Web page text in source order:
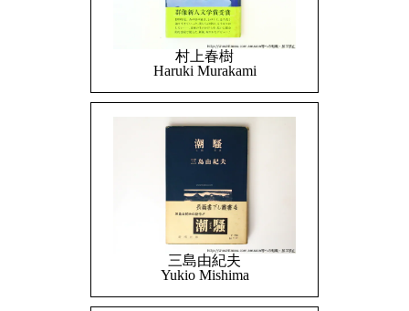
村上春樹
Haruki Murakami
三島由紀夫
Yukio Mishima